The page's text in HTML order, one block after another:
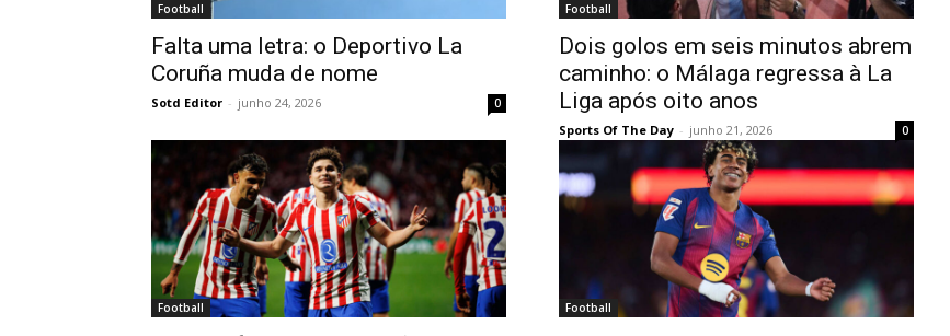
Football
Falta uma letra: o Deportivo La
Coruña muda de nome
Sotd Editor - junho 24, 2026 0
Football
Dois golos em seis minutos abrem
caminho: o Málaga regressa à La
Liga após oito anos
Sports Of The Day - junho 21, 2026 0
Football Football